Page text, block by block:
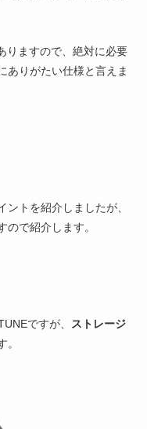
りますので、絶対に必要
ありがたい仕様と言えま
トを紹介しましたが、
で紹介します。
ですが、
ストレージ
。